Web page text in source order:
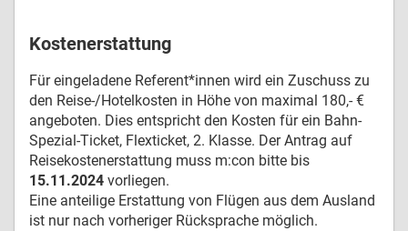
Kostenerstattung
Für eingeladene Referent*innen wird ein Zuschuss zu
den Reise-/Hotelkosten in Höhe von maximal 180,- €
angeboten. Dies entspricht den Kosten für ein Bahn-
Spezial-Ticket, Flexticket, 2. Klasse. Der Antrag auf
Reisekostenerstattung muss m:con bitte bis
15.11.2024 vorliegen.
Eine anteilige Erstattung von Flügen aus dem Ausland
ist nur nach vorheriger Rücksprache möglich.